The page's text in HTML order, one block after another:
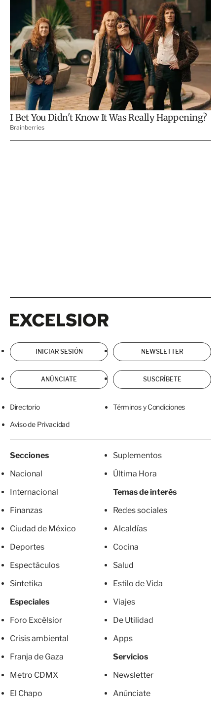
INICIAR SESIÓN NEWSLETTER
ANÚNCIATE SUSCRÍBETE
Directorio Términos y Condiciones
Aviso de Privacidad
Secciones
Nacional
Internacional
Finanzas
Ciudad de México
Deportes
Espectáculos
Sintetika
Especiales
Foro Excélsior
Crisis ambiental
Franja de Gaza
Metro CDMX
El Chapo
Suplementos
Última Hora
Temas de interés
Redes sociales
Alcaldías
Cocina
Salud
Estilo de Vida
Viajes
De Utilidad
Apps
Servicios
Newsletter
Anúnciate